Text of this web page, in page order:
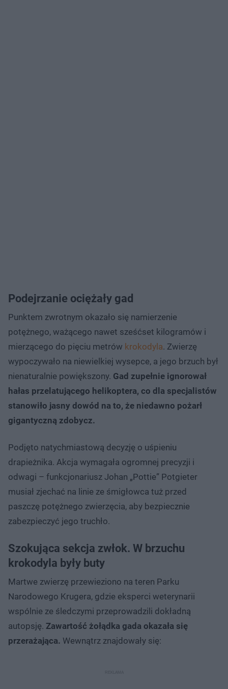
Podejrzanie ociężały gad
Punktem zwrotnym okazało się namierzenie
potężnego, ważącego nawet sześćset kilogramów i
mierzącego do pięciu metrów krokodyla. Zwierzę
wypoczywało na niewielkiej wysepce, a jego brzuch był
nienaturalnie powiększony. Gad zupełnie ignorował
hałas przelatującego helikoptera, co dla specjalistów
stanowiło jasny dowód na to, że niedawno pożarł
gigantyczną zdobycz.
Podjęto natychmiastową decyzję o uśpieniu
drapieżnika. Akcja wymagała ogromnej precyzji i
odwagi – funkcjonariusz Johan „Pottie” Potgieter
musiał zjechać na linie ze śmigłowca tuż przed
paszczę potężnego zwierzęcia, aby bezpiecznie
zabezpieczyć jego truchło.
Szokująca sekcja zwłok. W brzuchu
krokodyla były buty
Martwe zwierzę przewieziono na teren Parku
Narodowego Krugera, gdzie eksperci weterynarii
wspólnie ze śledczymi przeprowadzili dokładną
autopsję. Zawartość żołądka gada okazała się
przerażająca. Wewnątrz znajdowały się: